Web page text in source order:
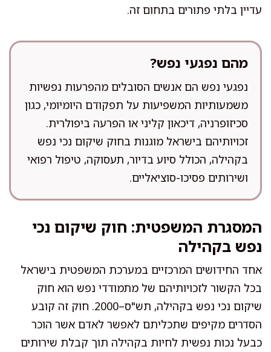
עדיין בלתי פתורים בתחום זה.
מהם נפגעי נפש?
נפגעי נפש הם אנשים הסובלים מהפרעות נפשיות
משמעותיות המשפיעות על תפקודם היומיומי, כגון
סכיזופרניה, דיכאון קליני או הפרעה ביפולרית.
זכויותיהם בישראל מוגנות בחוק שיקום נכי נפש
בקהילה, הכולל סיוע בדיור, תעסוקה, טיפול רפואי
ושירותים פסיכו-סוציאליים.
המסגרת המשפטית: חוק שיקום נכי
נפש בקהילה
אחד החידושים המרכזיים במערכת המשפטית בישראל
בכל הקשור לזכויותיהם של מתמודדי נפש הוא חוק
שיקום נכי נפש בקהילה, תש"ס–2000. חוק זה קובע
הסדרים מקיפים שתכליתם לאפשר לאדם אשר הוכר
כבעל נכות נפשית לחיות בקהילה תוך קבלת שירותים